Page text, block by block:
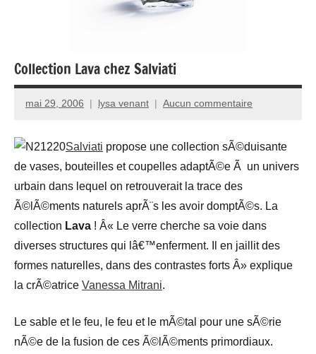
Collection Lava chez Salviati
mai 29, 2006 lysa venant Aucun commentaire
Salviati propose une collection sÃ©duisante
de vases, bouteilles et coupelles adaptÃ©e Ã un univers
urbain dans lequel on retrouverait la trace des
Ã©lÃ©ments naturels aprÃ¨s les avoir domptÃ©s. La
collection Lava ! Â« Le verre cherche sa voie dans
diverses structures qui lâ€™enferment. Il en jaillit des
formes naturelles, dans des contrastes forts Â» explique
la crÃ©atrice Vanessa Mitrani.
Le sable et le feu, le feu et le mÃ©tal pour une sÃ©rie
nÃ©e de la fusion de ces Ã©lÃ©ments primordiaux.